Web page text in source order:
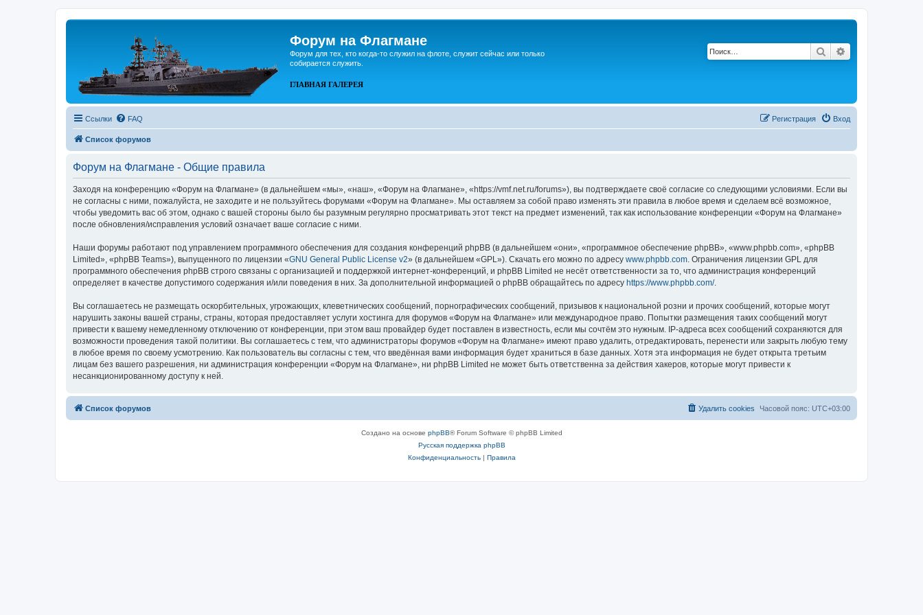
Форум на Флагмане
Форум для тех, кто когда-то служил на флоте, служит сейчас или только
собирается служить.
ГЛАВНАЯ ГАЛЕРЕЯ
Поиск
Ссылки FAQ Вход
Регистрация
Список форумов
Форум на Флагмане - Общие правила
Заходя на конференцию «Форум на Флагмане» (в дальнейшем «мы», «наш», «Форум на Флагмане», «https://vmf.net.ru/forums»), вы подтверждаете своё согласие со следующими условиями. Если вы
не согласны с ними, пожалуйста, не заходите и не пользуйтесь форумами «Форум на Флагмане». Мы оставляем за собой право изменять эти правила в любое время и сделаем всё возможное,
чтобы уведомить вас об этом, однако с вашей стороны было бы разумным регулярно просматривать этот текст на предмет изменений, так как использование конференции «Форум на Флагмане»
после обновления/исправления условий означает ваше согласие с ними.
Наши форумы работают под управлением программного обеспечения для создания конференций phpBB (в дальнейшем «они», «программное обеспечение phpBB», «www.phpbb.com», «phpBB
Limited», «phpBB Teams»), выпущенного по лицензии «GNU General Public License v2» (в дальнейшем «GPL»). Скачать его можно по адресу www.phpbb.com. Ограничения лицензии GPL для
программного обеспечения phpBB строго связаны с организацией и поддержкой интернет-конференций, и phpBB Limited не несёт ответственности за то, что администрация конференций
определяет в качестве допустимого содержания и/или поведения в них. За дополнительной информацией о phpBB обращайтесь по адресу https://www.phpbb.com/.
Вы соглашаетесь не размещать оскорбительных, угрожающих, клеветнических сообщений, порнографических сообщений, призывов к национальной розни и прочих сообщений, которые могут
нарушить законы вашей страны, страны, которая предоставляет услуги хостинга для форумов «Форум на Флагмане» или международное право. Попытки размещения таких сообщений могут
привести к вашему немедленному отключению от конференции, при этом ваш провайдер будет поставлен в известность, если мы сочтём это нужным. IP-адреса всех сообщений сохраняются для
возможности проведения такой политики. Вы соглашаетесь с тем, что администраторы форумов «Форум на Флагмане» имеют право удалить, отредактировать, перенести или закрыть любую тему
в любое время по своему усмотрению. Как пользователь вы согласны с тем, что введённая вами информация будет храниться в базе данных. Хотя эта информация не будет открыта третьим
лицам без вашего разрешения, ни администрация конференции «Форум на Флагмане», ни phpBB Limited не может быть ответственна за действия хакеров, которые могут привести к
несанкционированному доступу к ней.
Список форумов Часовой пояс: UTC+03:00
Удалить cookies
Создано на основе phpBB® Forum Software © phpBB Limited
Русская поддержка phpBB
Конфиденциальность| Правила